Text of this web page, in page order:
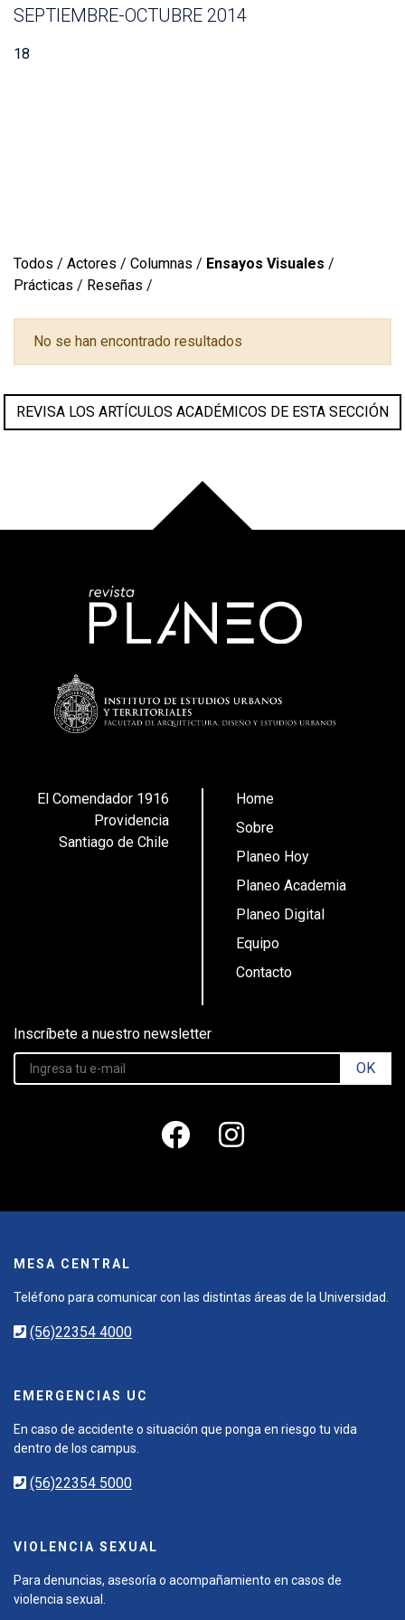
SEPTIEMBRE-OCTUBRE 2014
18
Todos / Actores / Columnas / Ensayos Visuales /
Prácticas / Reseñas /
No se han encontrado resultados
REVISA LOS ARTÍCULOS ACADÉMICOS DE ESTA SECCIÓN
El Comendador 1916
Providencia
Santiago de Chile
Home
Sobre
Planeo Hoy
Planeo Academia
Planeo Digital
Equipo
Contacto
Inscríbete a nuestro newsletter
OK
MESA CENTRAL
Teléfono para comunicar con las distintas áreas de la Universidad.
(56)22354 4000
EMERGENCIAS UC
En caso de accidente o situación que ponga en riesgo tu vida
dentro de los campus.
(56)22354 5000
VIOLENCIA SEXUAL
Para denuncias, asesoría o acompañamiento en casos de
violencia sexual.